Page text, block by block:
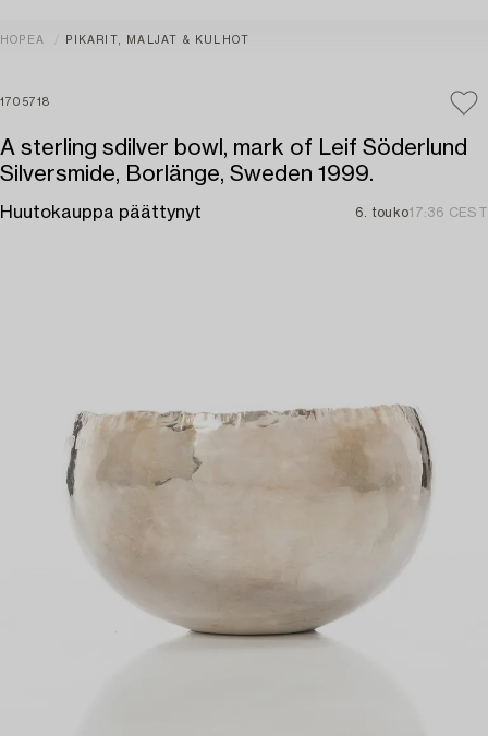
HOPEA PIKARIT, MALJAT & KULHOT
1705718
A sterling sdilver bowl, mark of Leif Söderlund
Silversmide, Borlänge, Sweden 1999.
Huutokauppa päättynyt 6. touko17:36 CEST